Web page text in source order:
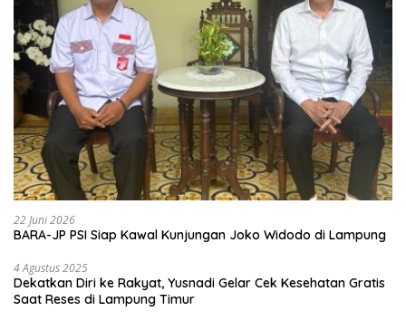
22 Juni 2026
BARA-JP PSI Siap Kawal Kunjungan Joko Widodo di Lampung
4 Agustus 2025
Dekatkan Diri ke Rakyat, Yusnadi Gelar Cek Kesehatan Gratis
Saat Reses di Lampung Timur